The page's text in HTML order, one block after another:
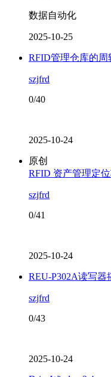
数据自动化
2025-10-25
RFID管理仓库的
szjfrd
0/40
2025-10-24
原创
RFID 资产管理定
szjfrd
0/41
2025-10-24
REU-P302A读写器
szjfrd
0/43
2025-10-24